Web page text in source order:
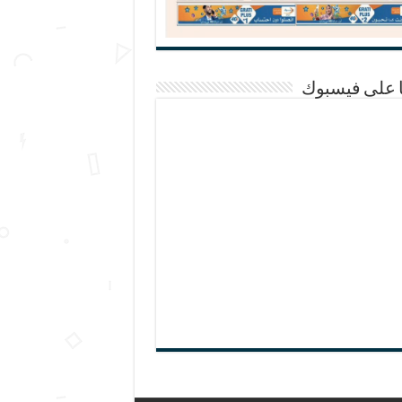
على فيسبوك